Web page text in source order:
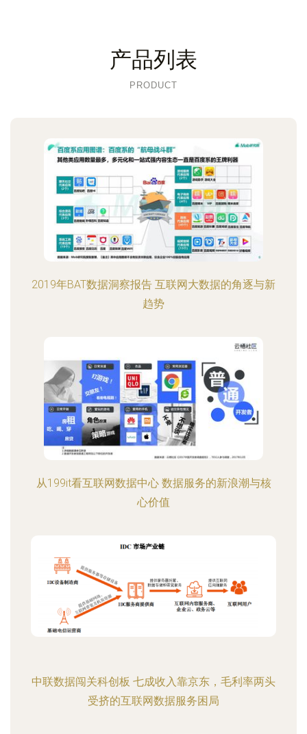
产品列表
PRODUCT
2019年BAT数据洞察报告 互联网大数据的角逐与新
趋势
从199it看互联网数据中心 数据服务的新浪潮与核
心价值
中联数据闯关科创板 七成收入靠京东，毛利率两头
受挤的互联网数据服务困局